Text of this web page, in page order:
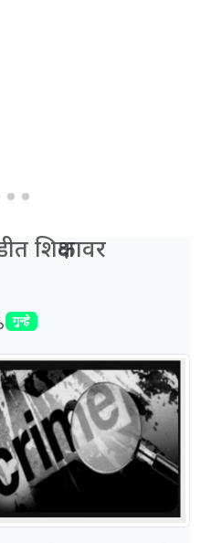
शिक्षकावर
गुन्हे